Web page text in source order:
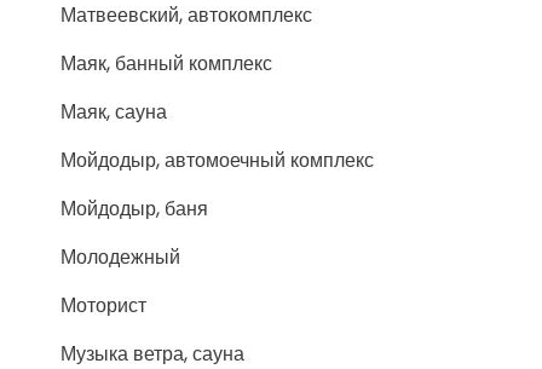
Матвеевский, автокомплекс
Маяк, банный комплекс
Маяк, сауна
Мойдодыр, автомоечный комплекс
Мойдодыр, баня
Молодежный
Моторист
Музыка ветра, сауна